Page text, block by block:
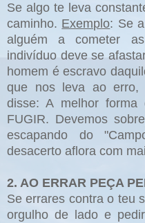
Se algo te leva
caminho. Exemplo: Se
alguém a cometer
indivíduo deve se
homem é escravo
que nos leva ao erro,
disse: A melhor
FUGIR. Devemos
escapando do
desacerto aflora com
2. AO ERRAR PEÇA
Se errares contra o teu
orgulho de lado e